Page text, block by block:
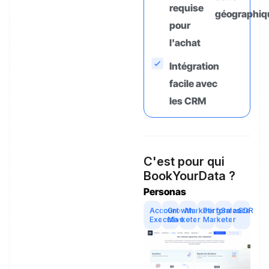
requise
pour
l'achat
Intégration
facile avec
les CRM
C'est pour qui
BookYourData ?
Personas
Account
Executive
Growth
Marketer
MarketingPerformance
Marketer
SalesSDR